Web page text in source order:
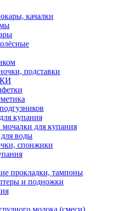
качалки
подставки
купания
для купания
воды
спонжики
прокладки, тампоны
и подножки
молока (смеси)